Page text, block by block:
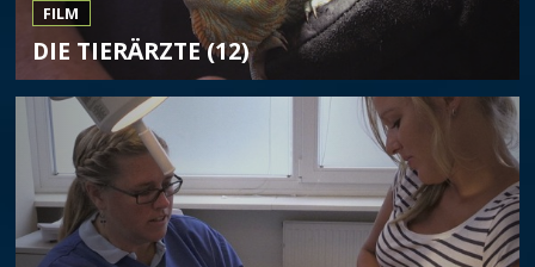
FILM
DIE TIERÄRZTE (12)